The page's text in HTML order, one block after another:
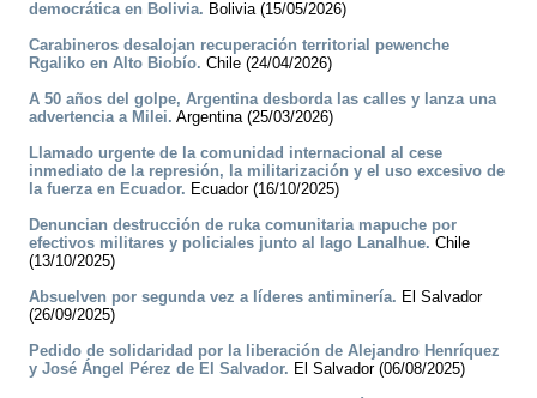
democrática en Bolivia. Bolivia (15/05/2026)
Carabineros desalojan recuperación territorial pewenche
Rgaliko en Alto Biobío. Chile (24/04/2026)
A 50 años del golpe, Argentina desborda las calles y lanza una
advertencia a Milei. Argentina (25/03/2026)
Llamado urgente de la comunidad internacional al cese
inmediato de la represión, la militarización y el uso excesivo de
la fuerza en Ecuador. Ecuador (16/10/2025)
Denuncian destrucción de ruka comunitaria mapuche por
efectivos militares y policiales junto al lago Lanalhue. Chile
(13/10/2025)
Absuelven por segunda vez a líderes antiminería. El Salvador
(26/09/2025)
Pedido de solidaridad por la liberación de Alejandro Henríquez
y José Ángel Pérez de El Salvador. El Salvador (06/08/2025)